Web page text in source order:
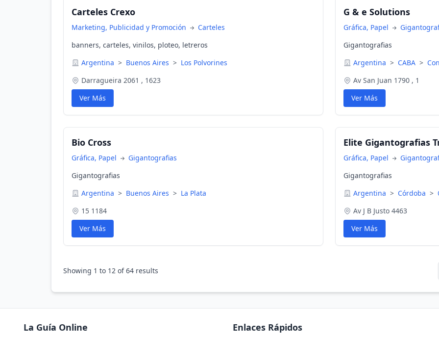
Carteles Crexo
Marketing, Publicidad y Promoción
Carteles
banners, carteles, vinilos, ploteo, letreros
Argentina > Buenos Aires > Los Polvorines
Darragueira 2061 , 1623
Ver Más
G & e Solutions
Gráfica, Papel
Gigantografias
Argentina > CABA >
Av San Juan 1790 , 1
Ver Más
Bio Cross
Gráfica, Papel
Gigantografias
Gigantografias
Argentina > Buenos Aires > La Plata
15 1184
Ver Más
Elite Gigantografias
Gráfica, Papel
Gigantografias
Argentina > Córdoba >
Av J B Justo 4463
Ver Más
Showing 1 to 12 of64 results
La Guía Online Enlaces Rápidos